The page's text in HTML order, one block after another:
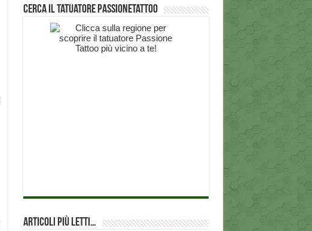
Cerca il Tatuatore PassioneTattoo
Articoli più Letti…